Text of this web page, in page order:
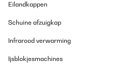
Eilandkappen
Schuine afzuigkap
Infrarood verwarming
Ijsblokjesmachines